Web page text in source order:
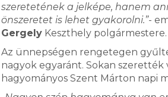
szeretetének a jelképe, hanem
önszeretet is lehet gyakorolni.”-
Gergely Keszthely polgármestere.
Az ünnepségen rengetegen
nagyok egyaránt. Sokan szerették
hagyományos Szent Márton napi